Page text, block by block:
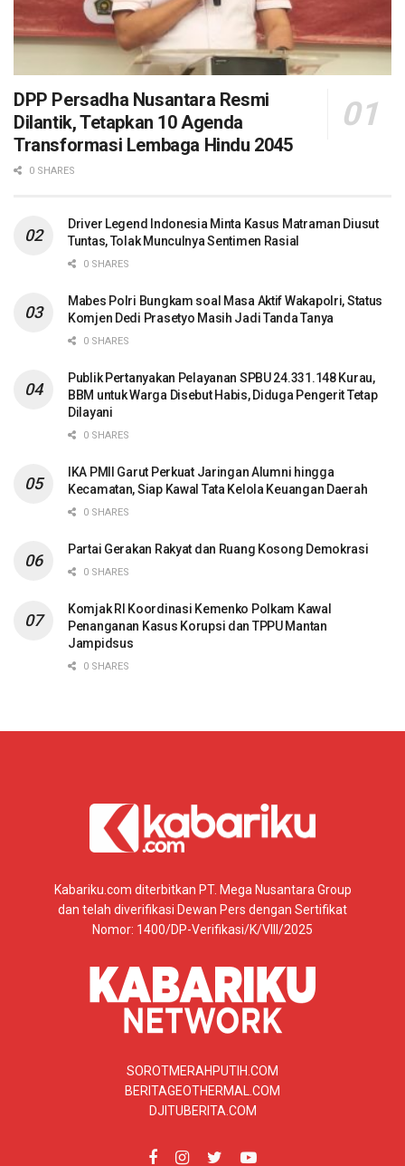
DPP Persadha Nusantara Resmi
Dilantik, Tetapkan 10 Agenda
Transformasi Lembaga Hindu 2045
0 SHARES
Driver Legend Indonesia Minta Kasus Matraman Diusut
Tuntas, Tolak Munculnya Sentimen Rasial
0 SHARES
Mabes Polri Bungkam soal Masa Aktif Wakapolri, Status
Komjen Dedi Prasetyo Masih Jadi Tanda Tanya
0 SHARES
Publik Pertanyakan Pelayanan SPBU 24.331.148 Kurau,
BBM untuk Warga Disebut Habis, Diduga Pengerit Tetap
Dilayani
0 SHARES
IKA PMII Garut Perkuat Jaringan Alumni hingga
Kecamatan, Siap Kawal Tata Kelola Keuangan Daerah
0 SHARES
Partai Gerakan Rakyat dan Ruang Kosong Demokrasi
0 SHARES
Komjak RI Koordinasi Kemenko Polkam Kawal
Penanganan Kasus Korupsi dan TPPU Mantan
Jampidsus
0 SHARES
Kabariku.com diterbitkan PT. Mega Nusantara Group
dan telah diverifikasi Dewan Pers dengan Sertifikat
Nomor: 1400/DP-Verifikasi/K/VIII/2025
SOROTMERAHPUTIH.COM
BERITAGEOTHERMAL.COM
DJITUBERITA.COM